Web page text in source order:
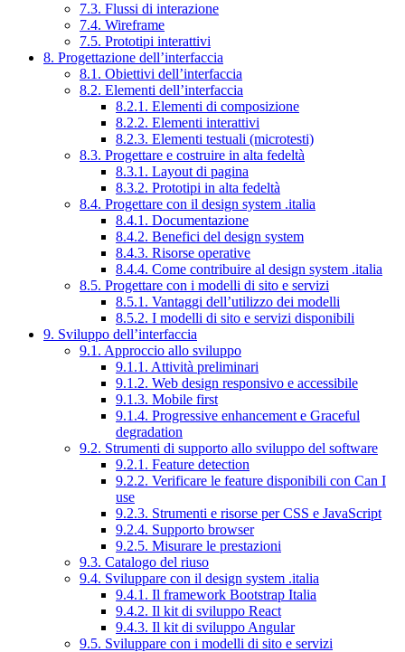
7.3. Flussi di interazione
7.4. Wireframe
7.5. Prototipi interattivi
8. Progettazione dell’interfaccia
8.1. Obiettivi dell’interfaccia
8.2. Elementi dell’interfaccia
8.2.1. Elementi di composizione
8.2.2. Elementi interattivi
8.2.3. Elementi testuali (microtesti)
8.3. Progettare e costruire in alta fedeltà
8.3.1. Layout di pagina
8.3.2. Prototipi in alta fedeltà
8.4. Progettare con il design system .italia
8.4.1. Documentazione
8.4.2. Benefici del design system
8.4.3. Risorse operative
8.4.4. Come contribuire al design system .italia
8.5. Progettare con i modelli di sito e servizi
8.5.1. Vantaggi dell’utilizzo dei modelli
8.5.2. I modelli di sito e servizi disponibili
9. Sviluppo dell’interfaccia
9.1. Approccio allo sviluppo
9.1.1. Attività preliminari
9.1.2. Web design responsivo e accessibile
9.1.3. Mobile first
9.1.4. Progressive enhancement e Graceful
degradation
9.2. Strumenti di supporto allo sviluppo del software
9.2.1. Feature detection
9.2.2. Verificare le feature disponibili con Can I
use
9.2.3. Strumenti e risorse per CSS e JavaScript
9.2.4. Supporto browser
9.2.5. Misurare le prestazioni
9.3. Catalogo del riuso
9.4. Sviluppare con il design system .italia
9.4.1. Il framework Bootstrap Italia
9.4.2. Il kit di sviluppo React
9.4.3. Il kit di sviluppo Angular
9.5. Sviluppare con i modelli di sito e servizi